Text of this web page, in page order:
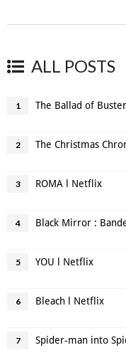
ALL POSTS
1 The Ballad of
2 The Christmas
3 ROMA l Netflix
4 Black Mirror :
5 YOU l Netflix
6 Bleach l Netflix
7